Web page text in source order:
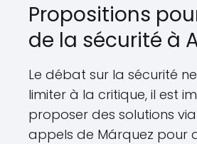
Propositions
de la sécurité à
Le débat sur la sécurité
limiter à la critique, il est
proposer des solutions
appels de Márquez pour